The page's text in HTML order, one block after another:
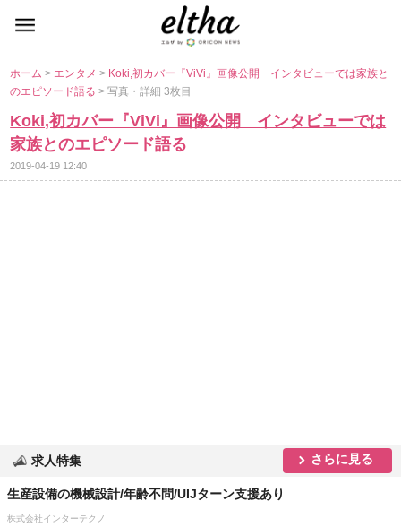
ホーム> エンタメ> Koki,初カバー『ViVi』画像公開 インタビューでは家族と
のエピソード語る> 写真・詳細 3枚目
Koki,初カバー『ViVi』画像公開 インタビューでは
家族とのエピソード語る
2019-04-19 12:40
求人特集 さらに見る
生産設備の機械設計/年齢不問/UIJターン支援あり
株式会社インターテクノ